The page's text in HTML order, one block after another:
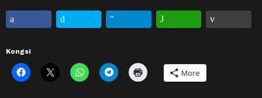
Kongsi
More